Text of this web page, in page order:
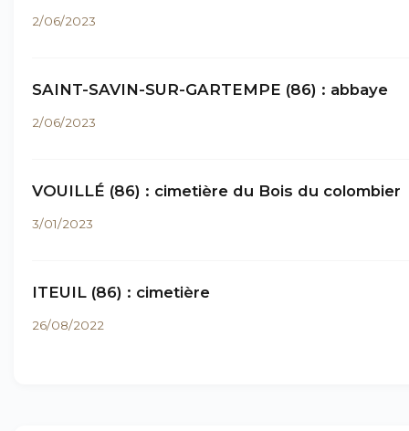
2/06/2023
SAINT-SAVIN-SUR-GARTEMPE (86) : abbaye
2/06/2023
VOUILLÉ (86) : cimetière du Bois du colombier
3/01/2023
ITEUIL (86) : cimetière
26/08/2022